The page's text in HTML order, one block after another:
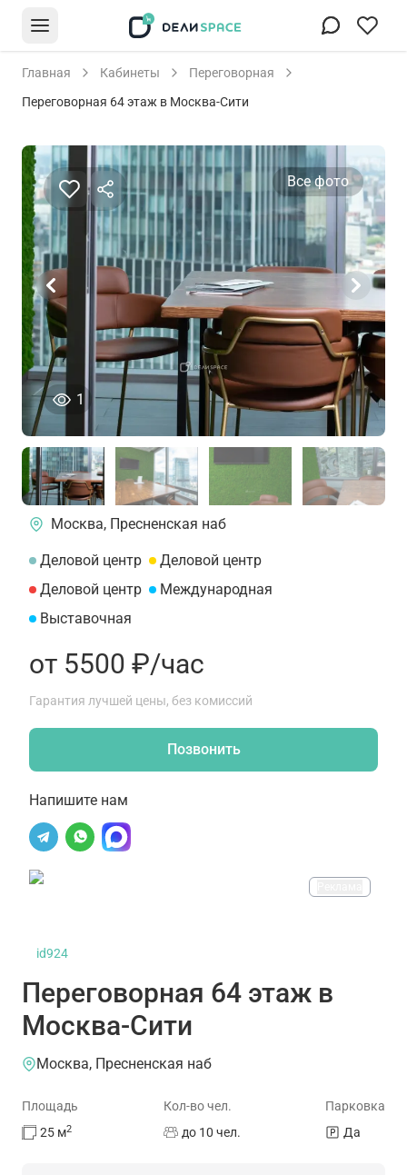
Главная Кабинеты
Переговорная
Переговорная 64 этаж в Москва-Сити
1 человек просматривали это объявление
Все фото
Москва, Пресненская наб
Деловой центр
Деловой центр
Деловой центр
Международная
Выставочная
от 5500 ₽/час
Гарантия лучшей цены, без комиссий
Позвонить
Напишите нам
id924
Переговорная 64 этаж в
Москва-Сити
Москва, Пресненская наб
Площадь
25 м2
Кол-во чел.
до 10 чел.
Парковка
Да